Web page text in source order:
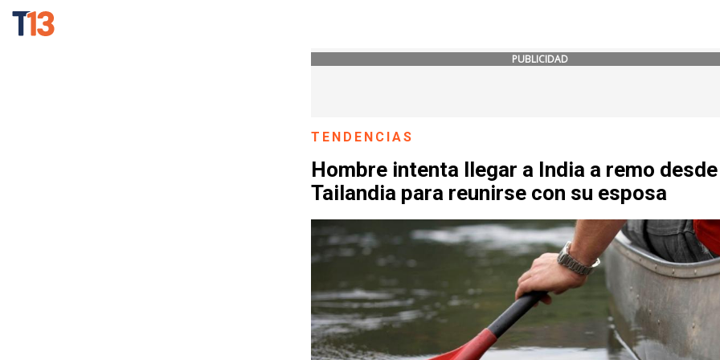
PUBLICIDAD
TENDENCIAS
Hombre intenta llegar a India a remo desde
Tailandia para reunirse con su esposa